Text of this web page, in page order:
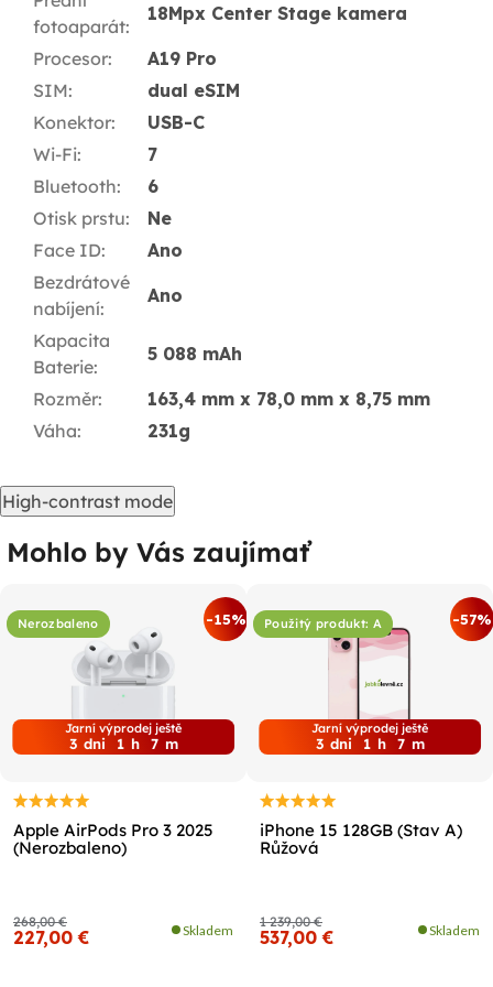
fotoaparát:
18Mpx Center Stage kamera
Procesor:
A19 Pro
SIM:
dual eSIM
Konektor:
USB-C
Wi-Fi:
7
Bluetooth:
6
Otisk prstu:
Ne
Face ID:
Ano
Bezdrátové
nabíjení:
Ano
Kapacita
Baterie:
5 088 mAh
Rozměr:
163,4 mm x 78,0 mm x 8,75 mm
Váha: 231g
High-contrast mode
Mohlo by Vás zaujímať
Nerozbaleno -15%
Jarní výprodej ještě
3 dni 1 h 7 m
Apple AirPods Pro 3 2025
(Nerozbaleno)
268,00 €
227,00 € Skladem
Použitý produkt: A -57%
Jarní výprodej ještě
3 dni 1 h 7 m
iPhone 15 128GB (Stav A)
Růžová
1 239,00 €
537,00 € Skladem